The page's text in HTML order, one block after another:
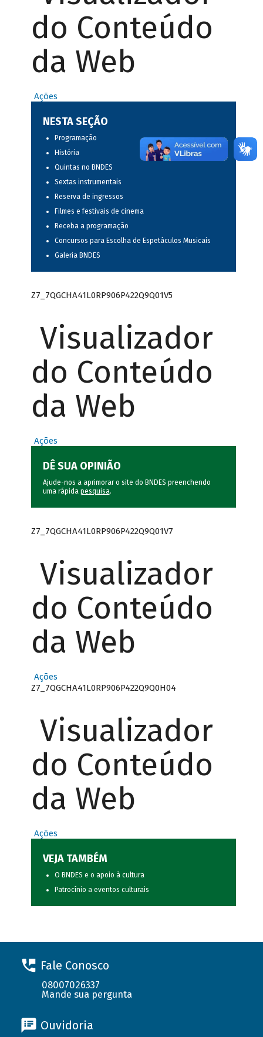
do Conteúdo
da Web
Ações
NESTA SEÇÃO
Programação
História
Quintas no BNDES
Sextas instrumentais
Reserva de ingressos
Filmes e festivais de cinema
Receba a programação
Concursos para Escolha de Espetáculos Musicais
Galeria BNDES
Z7_7QGCHA41L0RP906P422Q9Q01V5
Visualizador
do Conteúdo
da Web
Ações
DÊ SUA OPINIÃO
Ajude-nos a aprimorar o site do BNDES preenchendo
uma rápida pesquisa.
Z7_7QGCHA41L0RP906P422Q9Q01V7
Visualizador
do Conteúdo
da Web
Ações
Z7_7QGCHA41L0RP906P422Q9Q0H04
Visualizador
do Conteúdo
da Web
Ações
VEJA TAMBÉM
O BNDES e o apoio à cultura
Patrocínio a eventos culturais
Fale Conosco
08007026337
Mande sua pergunta
Ouvidoria